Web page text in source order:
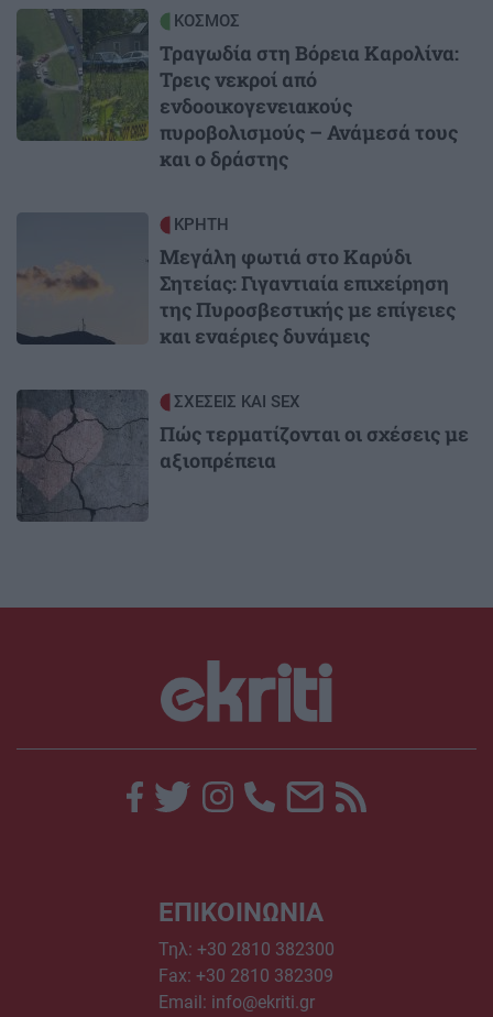
Image ΚΟΣΜΟΣ
Τραγωδία στη Βόρεια Καρολίνα:
Τρεις νεκροί από
ενδοοικογενειακούς
πυροβολισμούς – Ανάμεσά τους
και ο δράστης
ΚΡΗΤΗ
Μεγάλη φωτιά στο Καρύδι
Σητείας: Γιγαντιαία επιχείρηση
της Πυροσβεστικής με επίγειες
και εναέριες δυνάμεις
ΣΧΕΣΕΙΣ ΚΑΙ SEX
Πώς τερματίζονται οι σχέσεις με
αξιοπρέπεια
ΕΠΙΚΟΙΝΩΝΙΑ
Τηλ: +30 2810 382300
Fax: +30 2810 382309
Email: info@ekriti.gr